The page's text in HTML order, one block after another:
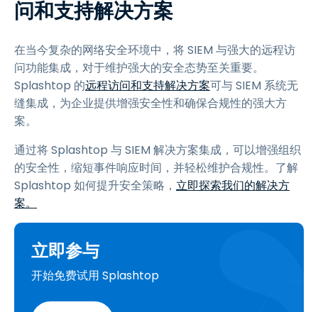
问和支持解决方案
在当今复杂的网络安全环境中，将 SIEM 与强大的远程访
问功能集成，对于维护强大的安全态势至关重要。
Splashtop 的远程访问和支持解决方案可与 SIEM 系统无
缝集成，为企业提供增强安全性和确保合规性的强大方
案。
通过将 Splashtop 与 SIEM 解决方案集成，可以增强组织
的安全性，缩短事件响应时间，并轻松维护合规性。了解
Splashtop 如何提升安全策略， 立即探索我们的解决方
案。
立即参与
开始免费试用 Splashtop